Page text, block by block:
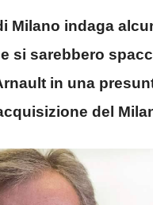
Milano indaga
si sarebbero
in una
del